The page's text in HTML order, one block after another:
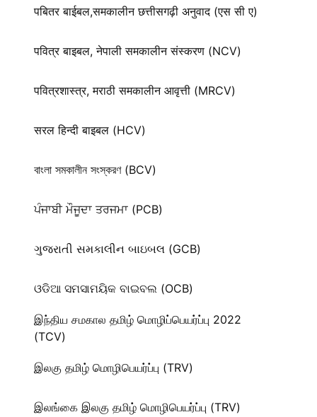
पबितर बाईबल,समकालीन छत्तीसगढ़ी अनुवाद (एस सी ए)
पवित्र बाइबल, नेपाली समकालीन संस्करण (NCV)
पवित्रशास्त्र, मराठी समकालीन आवृत्ती (MRCV)
सरल हिन्दी बाइबल (HCV)
বাংলা সমকালীন সংস্করণ (BCV)
ਪੰਜਾਬੀ ਮੌਜੂਦਾ ਤਰਜਮਾ (PCB)
ગુજરાતી સમકાલીન બાઇબલ (GCB)
ଓଡିଆ ସମସାମୟିକ ବାଇବଲ (OCB)
இந்திய சமகால தமிழ் மொழிப்பெயர்ப்பு 2022
(TCV)
இலகு தமிழ் மொழிபெயர்ப்பு (TRV)
இலங்கை இலகு தமிழ் மொழிபெயர்ப்பு (TRV)